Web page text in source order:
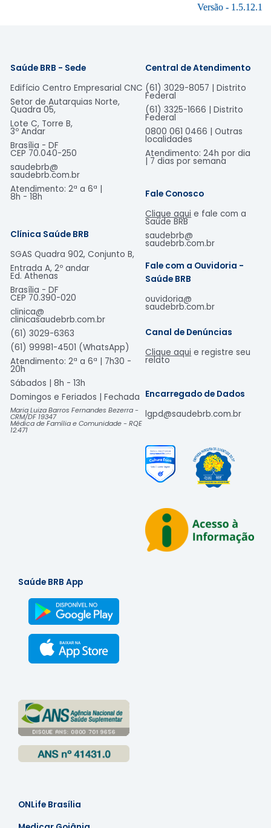
Saúde BRB - Sede
Edifício Centro Empresarial CNC
Setor de Autarquias Norte,
Quadra 05,
Lote C, Torre B,
3º Andar
Brasília - DF
CEP 70.040-250
saudebrb@
saudebrb.com.br
Atendimento: 2ª a 6ª |
8h - 18h​
Clínica Saúde BRB
SGAS Quadra 902, Conjunto B,
Entrada A, 2º andar
Ed. Athenas
Brasília - DF
CEP 70.390-020
clinica@
clinicasaudebrb.com.br
(61) 3029-6363
(61) 99981-4501 (WhatsApp)
Atendimento: 2ª a 6ª | 7h30 -
20h
Sábados | 8h - 13h
Domingos e Feriados | Fechada​
Maria Luiza Barros Fernandes Bezerra -
CRM/DF 19347
Médica de Família e Comunidade - RQE
12.471
Central de Atendimento
(61) 3029-8057 | Distrito
Federal
(61) 3325-1666 | Distrito
Federal
0800 061 0466 | Outras
localidades
Atendimento: 24h por dia
| 7 dias por semana
Fale Conosco
Clique aqui e fale com a
Saúde BRB
saudebrb@
saudebrb.com.br
Fale com a Ouvidoria -
Saúde BRB
ouvidoria@
saudebrb.com.br
Canal de Denúncias
Clique aqui e registre seu
relato
Encarregado de Dados
lgpd@saudebrb.com.br
Saúde BRB App
ONLife Brasília